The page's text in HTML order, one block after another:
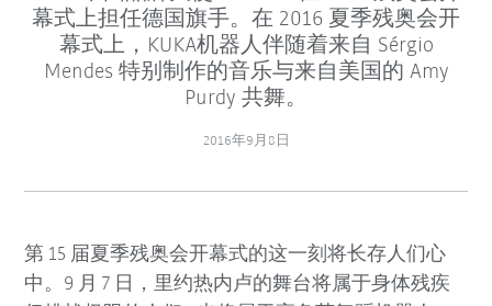
幕式上担任德国旗手。在 2016 夏季残奥会开
幕式上，KUKA机器人伴随着来自 Sérgio
Mendes 特别制作的音乐与来自美国的 Amy
Purdy 共舞。
2016年9月8日
第 15 届夏季残奥会开幕式的这一刻将长存人们心
中。9 月 7 日，里约热内卢的舞台将属于身体残疾